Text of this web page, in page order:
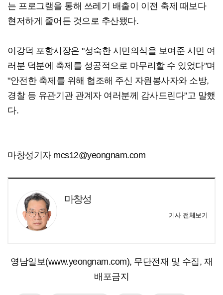
는 프로그램을 통해 쓰레기 배출이 이전 축제 때보다
현저하게 줄어든 것으로 추산됐다.
이강덕 포항시장은 "성숙한 시민의식을 보여준 시민 여
러분 덕분에 축제를 성공적으로 마무리할 수 있었다"며
"안전한 축제를 위해 협조해 주신 자원봉사자와 소방,
경찰 등 유관기관 관계자 여러분께 감사드린다"고 말했
다.
마창성기자 mcs12@yeongnam.com
마창성
기사 전체보기
영남일보(www.yeongnam.com), 무단전재 및 수집, 재
배포금지